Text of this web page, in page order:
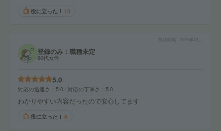
役に立った！ 13
2025年01月
登録のみ：職種未定
60代女性
5.0
対応の迅速さ 5.0 対応の丁寧さ 5.0
わかりやすい内容だったので安心してます
役に立った！ 4